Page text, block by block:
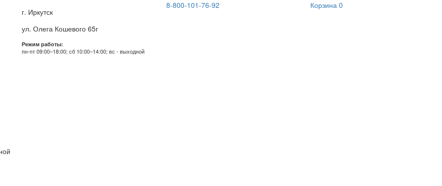
г. Иркутск
ул. Олега Кошевого 65г
Режим работы:
пн-пт 09:00–18:00; сб 10:00–14:00; вс - выходной
8-800-101-76-92 Корзина 0